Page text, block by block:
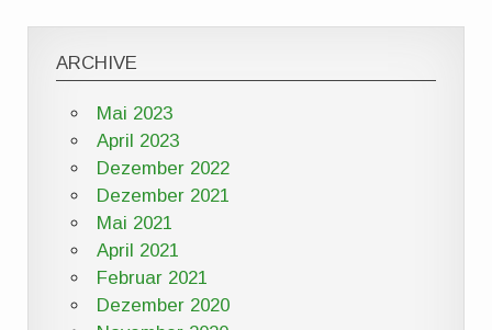
ARCHIVE
Mai 2023
April 2023
Dezember 2022
Dezember 2021
Mai 2021
April 2021
Februar 2021
Dezember 2020